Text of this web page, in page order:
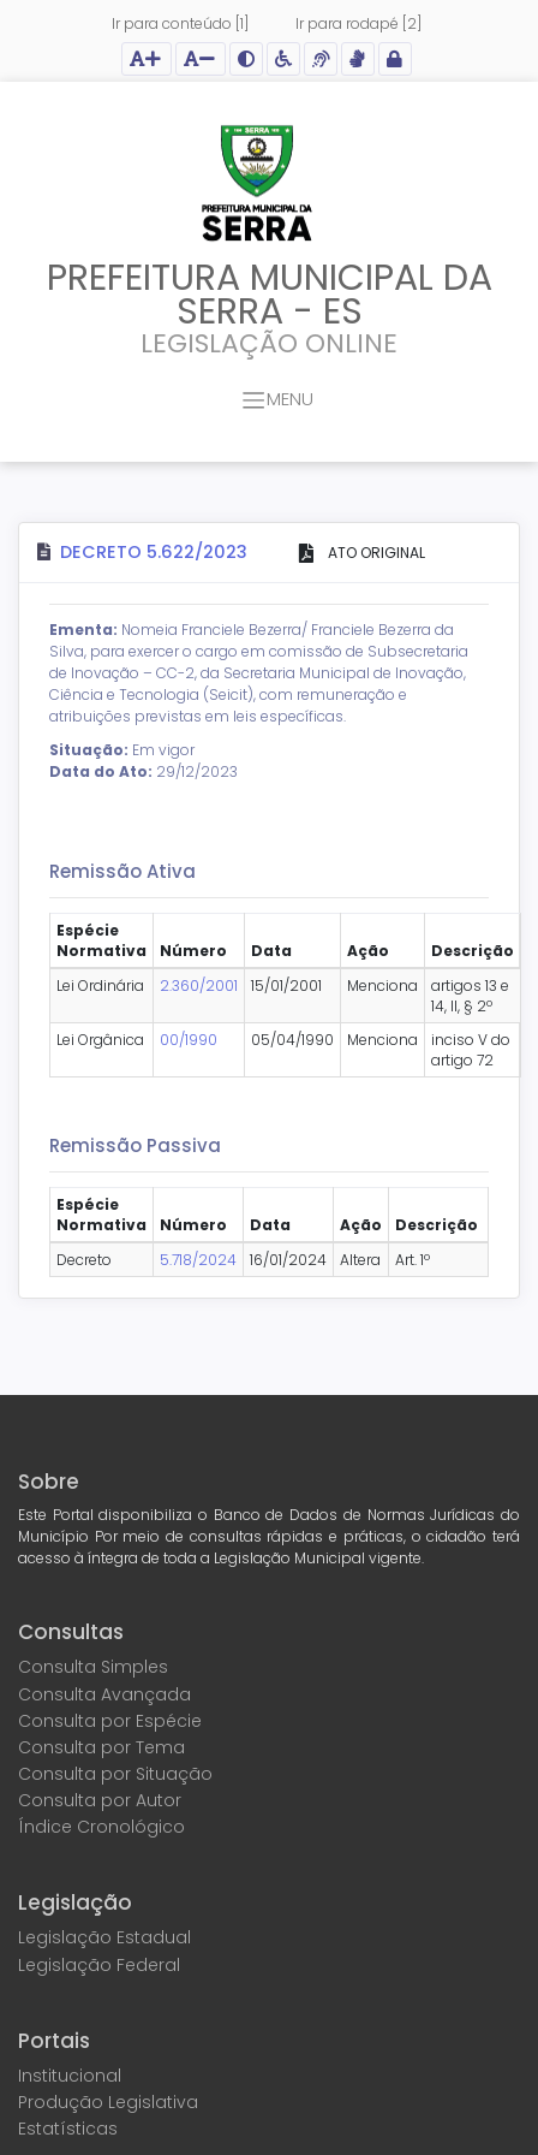
Ir para conteúdo [1] Ir para rodapé [2]
Ação para aumentar tamanho da fonte do site
Ação para diminuir tamanho da fonte do site
Ação para aplicar auto contraste no site
Acessar página sobre acessibilidade do site
Acessar página sobre NVDA - Leitor de Tela
Acessar página sobre VLibras - Tradutor de
Acessar Intranet
PREFEITURA MUNICIPAL DA
SERRA - ES
LEGISLAÇÃO ONLINE
MENU
DECRETO 5.622/2023 ATO ORIGINAL
Ementa: Nomeia Franciele Bezerra/ Franciele Bezerra da
Silva, para exercer o cargo em comissão de Subsecretaria
de Inovação – CC-2, da Secretaria Municipal de Inovação,
Ciência e Tecnologia (Seicit), com remuneração e
atribuições previstas em leis específicas.
Situação: Em vigor
Data do Ato: 29/12/2023
Remissão Ativa
Espécie
Normativa
Número Data Ação
Descrição
Lei Ordinária
2.360/2001 15/01/2001 Menciona
artigos 13 e
14, II, § 2º
Lei Orgânica
00/1990 05/04/1990 Menciona
inciso V do
artigo 72
Remissão Passiva
Espécie
Normativa
Número Data Ação
Descrição
Decreto
5.718/2024 16/01/2024 Altera Art. 1º
Sobre
Este Portal disponibiliza o Banco de Dados de Normas Jurídicas do
Município Por meio de consultas rápidas e práticas, o cidadão terá
acesso à íntegra de toda a Legislação Municipal vigente.
Consultas
Consulta Simples
Consulta Avançada
Consulta por Espécie
Consulta por Tema
Consulta por Situação
Consulta por Autor
Índice Cronológico
Legislação
Legislação Estadual
Legislação Federal
Portais
Institucional
Produção Legislativa
Estatísticas